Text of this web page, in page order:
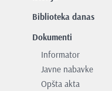
Biblioteka danas
Dokumenti
Informator
Javne nabavke
Opšta akta